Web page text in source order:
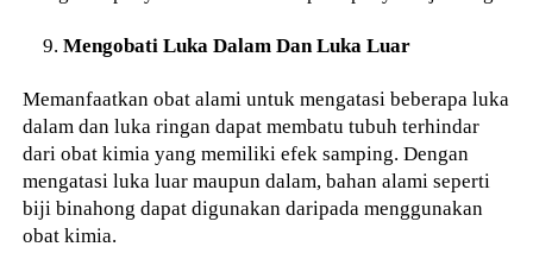
Mengobati Luka Dalam Dan Luka Luar
Memanfaatkan obat alami untuk mengatasi beberapa luka
dalam dan luka ringan dapat membatu tubuh terhindar
dari obat kimia yang memiliki efek samping. Dengan
mengatasi luka luar maupun dalam, bahan alami seperti
biji binahong dapat digunakan daripada menggunakan
obat kimia.